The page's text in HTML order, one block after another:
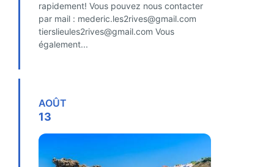
rapidement! Vous pouvez nous contacter
par mail : mederic.les2rives@gmail.com
tierslieules2rives@gmail.com Vous
également...
AOÛT
13